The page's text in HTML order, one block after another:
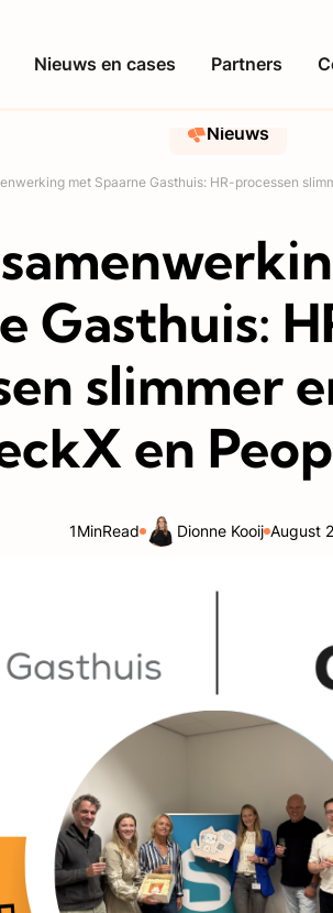
Nieuws en cases Partners
Nieuws
met Spaarne Gasthuis: HR-processen
Gasthuis:
slimmer
en
1MinRead Dionne Kooij August